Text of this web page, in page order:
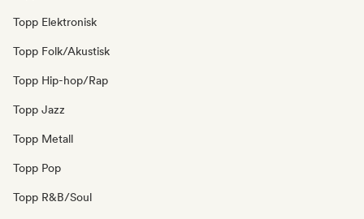
Topp Elektronisk
Topp Folk/Akustisk
Topp Hip-hop/Rap
Topp Jazz
Topp Metall
Topp Pop
Topp R&B/Soul